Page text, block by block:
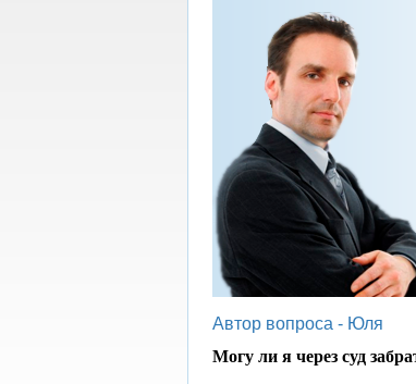
Автор вопроса - Юля
Могу ли я через суд